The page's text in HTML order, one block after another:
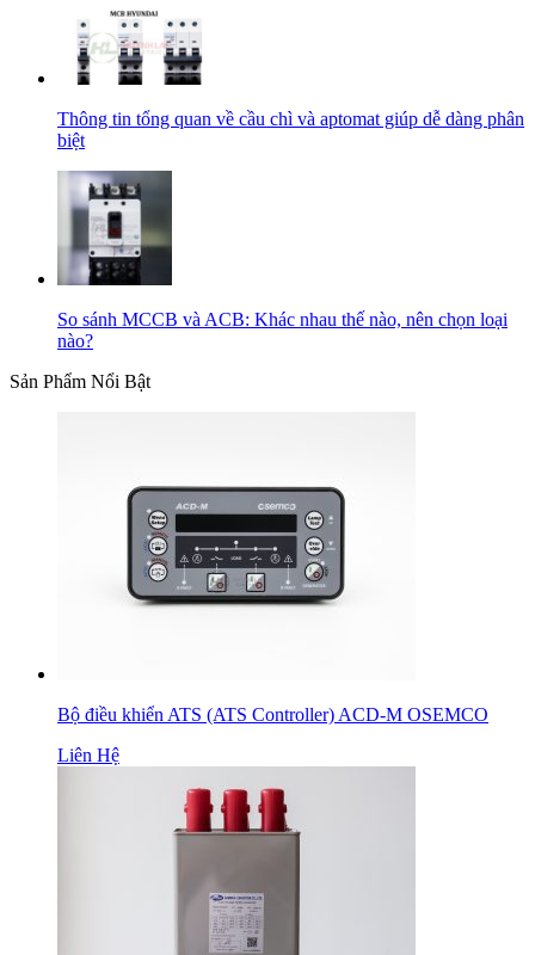
Thông tin tổng quan về cầu chì và aptomat giúp dễ dàng phân
biệt
So sánh MCCB và ACB: Khác nhau thế nào, nên chọn loại
nào?
Sản Phẩm Nổi Bật
Bộ điều khiển ATS (ATS Controller) ACD-M OSEMCO
Liên Hệ